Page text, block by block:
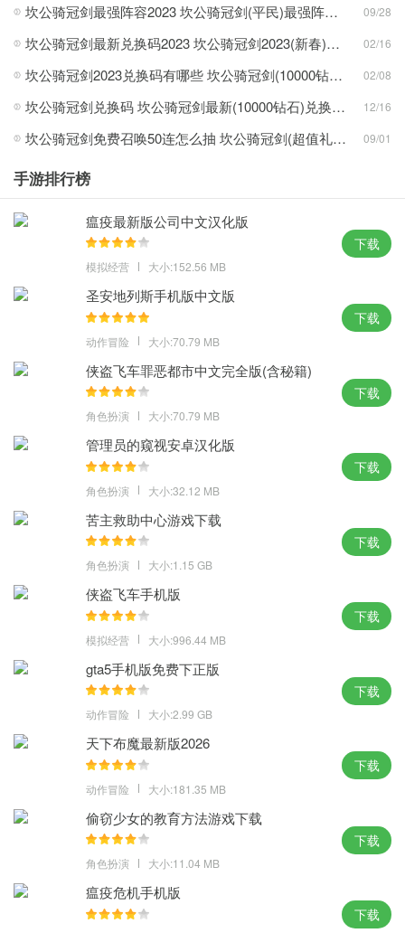
1、延伸多个不同的板块帮助你去了解游戏，可以找到最全面的游戏
2、整个大陆都会充满无尽的惊喜，还有超多的精彩内容和彩蛋；
3、每一位英雄将会拥有各自的信仰，让拼搏精神激励玩家变得更加
精彩。
1、可以通过走路克服所有的困难，衝不过就开支线刷裂谷再回去破
主线；
2、用全新的经典画面再现RPG世界，收集装备和道具来提高你的战
3、能不断的去创造更多的新鲜的冒险，轻松操作释放出酷炫技能更
1、研究出一些最厉害的战术套路，这里的游戏风格非常的简单；
2、新手指南来从一个游戏小白变成游戏大佬，扮演坎特伯雷宫骑士
的新兵角色；
3、多种不同种类的游戏职业等你来作战，可以自由改变角色的外观
体验点评：
各种组合提升你游戏的实力，超经典的游戏地图，刺激也会使你心
坎公骑冠剑最强阵容2023 坎公骑冠剑(平民)最强阵容推荐搭配 09/28
坎公骑冠剑最新兑换码2023 坎公骑冠剑2023(新春)兑换码分享 02/16
坎公骑冠剑2023兑换码有哪些 坎公骑冠剑(10000钻石)最新兑换码大全 02/08
坎公骑冠剑兑换码 坎公骑冠剑最新(10000钻石)兑换码2023 12/16
坎公骑冠剑免费召唤50连怎么抽 坎公骑冠剑(超值礼包)2022免费召唤50连领取攻略 09/01
手游排行榜
瘟疫最新版公司中文汉化版
模拟经营 大小:152.56 MB
下载
圣安地列斯手机版中文版
动作冒险 大小:70.79 MB
下载
侠盗飞车罪恶都市中文完全版(含秘籍)
角色扮演 大小:70.79 MB
下载
管理员的窥视安卓汉化版
角色扮演 大小:32.12 MB
下载
苦主救助中心游戏下载
角色扮演 大小:1.15 GB
下载
侠盗飞车手机版
模拟经营 大小:996.44 MB
下载
gta5手机版免费下正版
动作冒险 大小:2.99 GB
下载
天下布魔最新版2026
动作冒险 大小:181.35 MB
下载
偷窃少女的教育方法游戏下载
角色扮演 大小:11.04 MB
下载
瘟疫危机手机版
下载